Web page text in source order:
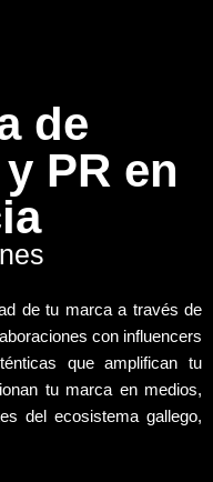
de
PR en
de tu marca a través de
con influencers
que amplifican tu
tu marca en medios,
del ecosistema gallego,